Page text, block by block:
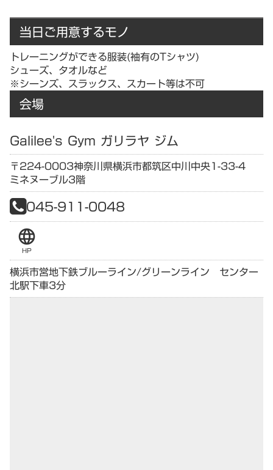
当日ご用意するモノ
トレーニングができる服装(袖有のTシャツ)
シューズ、タオルなど
※シーンズ、スラックス、スカート等は不可
会場
Galilee's Gym ガリラヤ ジム
〒224-0003神奈川県横浜市都筑区中川中央1-33-4
ミネヌーブル3階
045-911-0048
language
HP
横浜市営地下鉄ブルーライン/グリーンライン センター
北駅下車3分